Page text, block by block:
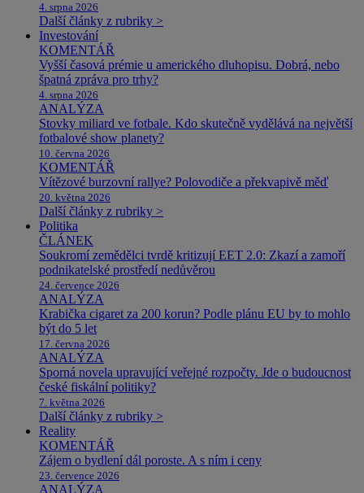
4. srpna 2026
Další články z rubriky >
Investování
KOMENTÁŘ
Vyšší časová prémie u amerického dluhopisu. Dobrá, nebo
špatná zpráva pro trhy?
4. srpna 2026
ANALÝZA
Stovky miliard ve fotbale. Kdo skutečně vydělává na největší
fotbalové show planety?
10. června 2026
KOMENTÁŘ
Vítězové burzovní rallye? Polovodiče a překvapivě měď
20. května 2026
Další články z rubriky >
Politika
ČLÁNEK
Soukromí zemědělci tvrdě kritizují EET 2.0: Zkazí a zamoří
podnikatelské prostředí nedůvěrou
24. července 2026
ANALÝZA
Krabička cigaret za 200 korun? Podle plánu EU by to mohlo
být do 5 let
17. června 2026
ANALÝZA
Sporná novela upravující veřejné rozpočty. Jde o budoucnost
české fiskální politiky?
7. května 2026
Další články z rubriky >
Reality
KOMENTÁŘ
Zájem o bydlení dál poroste. A s ním i ceny
23. července 2026
ANALÝZA